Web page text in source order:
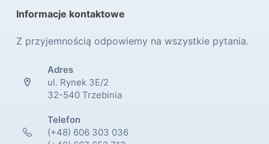
Informacje kontaktowe
Z przyjemnością odpowiemy na wszystkie pytania.
Adres
ul. Rynek 3E/2
32-540 Trzebinia
Telefon
(+48) 606 303 036